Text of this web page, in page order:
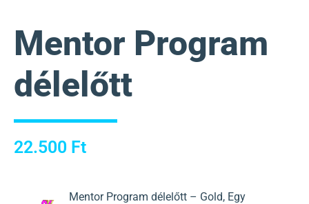
Mentor Program
délelőtt
22.500 Ft
Mentor Program délelőtt – Gold, Egy